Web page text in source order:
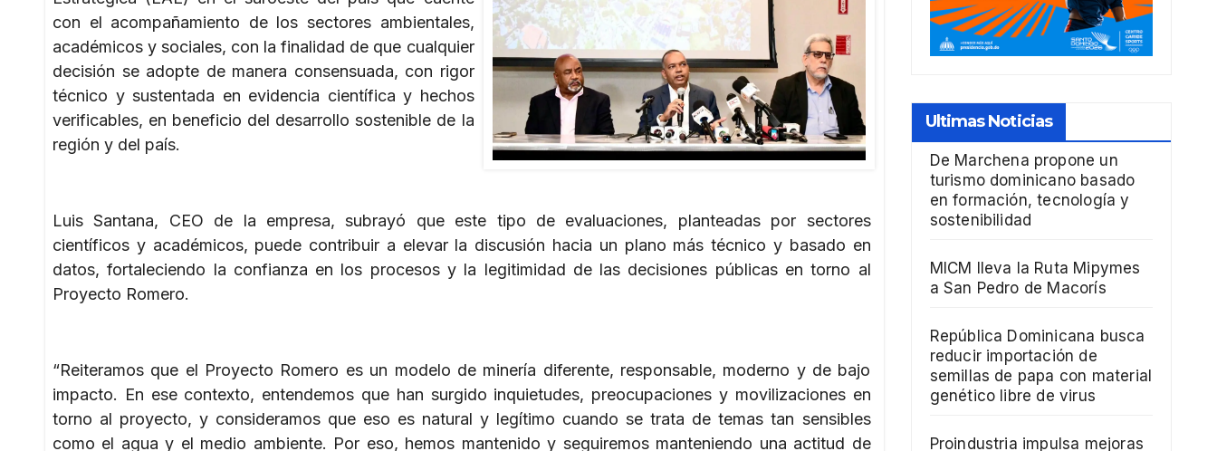
con el acompañamiento de los sectores ambientales,
académicos y sociales, con la finalidad de que cualquier
decisión se adopte de manera consensuada, con rigor
técnico y sustentada en evidencia científica y hechos
verificables, en beneficio del desarrollo sostenible de la
región y del país.
Luis Santana, CEO de la empresa, subrayó que este tipo de evaluaciones, planteadas por sectores
científicos y académicos, puede contribuir a elevar la discusión hacia un plano más técnico y basado en
datos, fortaleciendo la confianza en los procesos y la legitimidad de las decisiones públicas en torno al
Proyecto Romero.
“Reiteramos que el Proyecto Romero es un modelo de minería diferente, responsable, moderno y de bajo
impacto. En ese contexto, entendemos que han surgido inquietudes, preocupaciones y movilizaciones en
torno al proyecto, y consideramos que eso es natural y legítimo cuando se trata de temas tan sensibles
como el agua y el medio ambiente. Por eso, hemos mantenido y seguiremos manteniendo una actitud de
Ultimas Noticias
De Marchena propone un
turismo dominicano basado
en formación, tecnología y
sostenibilidad
MICM lleva la Ruta Mipymes
a San Pedro de Macorís
República Dominicana busca
reducir importación de
semillas de papa con material
genético libre de virus
Proindustria impulsa mejoras